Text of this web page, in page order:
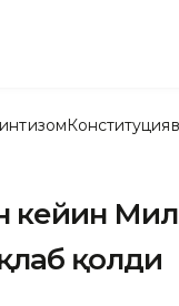
кейин
қолди